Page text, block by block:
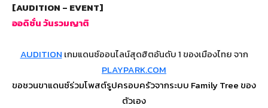
[AUDITION – EVENT]
ออดิชั่น วันรวมญาติ
AUDITION เกมแดนซ์ออนไลน์สุดฮิตอันดับ 1 ของเมืองไทย จาก
PLAYPARK.COM
ขอชวนขาแดนซ์ร่วมโพสต์รูปครอบครัวจากระบบ Family Tree ของ
ตัวเอง